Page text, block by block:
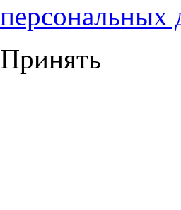
персональных
Принять